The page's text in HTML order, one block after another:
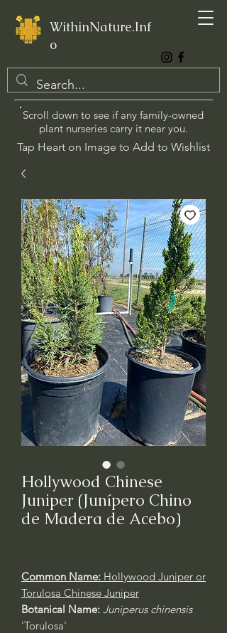
WithinNature.Inf
o
Scroll down to see if any family-owned
plant nurseries carry it near you.
Tap Heart on Image to Add to Wishlist
Hollywood Chinese
Juniper (Junípero Chino
de Madera de Acebo)
Common Name: Hollywood Juniper or
Torulosa Chinese Juniper
Botanical Name: Juniperus chinensis
'Torulosa'